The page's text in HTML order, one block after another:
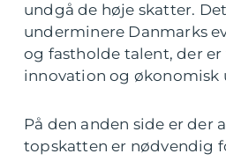
undgå de høje skatter.
underminere Danmarks
og fastholde talent, der
innovation og økonomisk
På den anden side er der
topskatten er nødvendig